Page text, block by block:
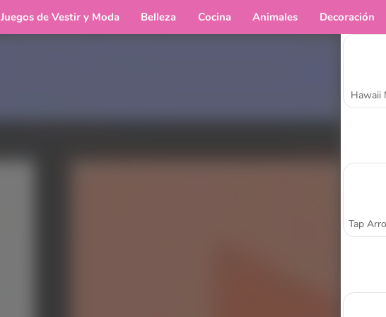
Juegos de Vestir y Moda Belleza Cocina Animales Decoración
Hawaii